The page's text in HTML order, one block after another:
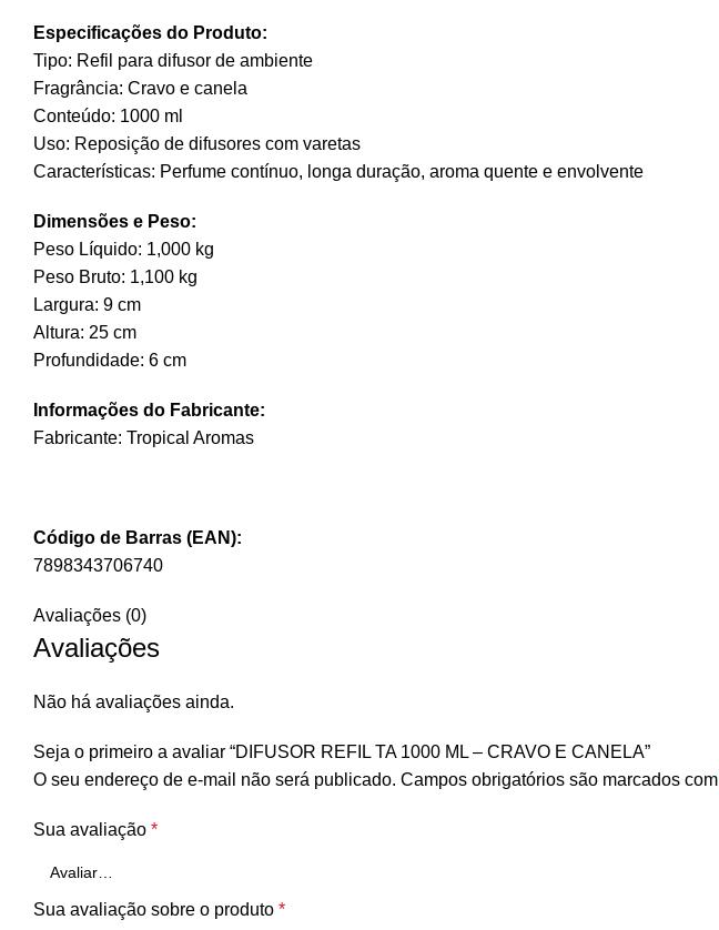
Especificações do Produto:
Tipo: Refil para difusor de ambiente
Fragrância: Cravo e canela
Conteúdo: 1000 ml
Uso: Reposição de difusores com varetas
Características: Perfume contínuo, longa duração, aroma quente e envolvente
Dimensões e Peso:
Peso Líquido: 1,000 kg
Peso Bruto: 1,100 kg
Largura: 9 cm
Altura: 25 cm
Profundidade: 6 cm
Informações do Fabricante:
Fabricante: Tropical Aromas
Código de Barras (EAN):
7898343706740
Avaliações (0)
Avaliações
Não há avaliações ainda.
Seja o primeiro a avaliar “DIFUSOR REFIL TA 1000 ML – CRAVO E CANELA”
O seu endereço de e-mail não será publicado. Campos obrigatórios são marcados com
Sua avaliação *
Sua avaliação sobre o produto *